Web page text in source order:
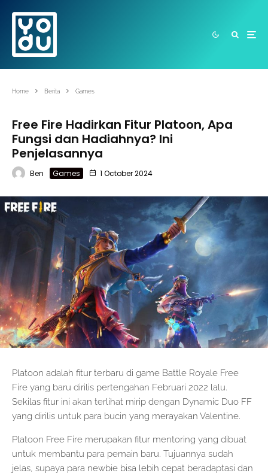
Home Berita Games
Free Fire Hadirkan Fitur Platoon, Apa
Fungsi dan Hadiahnya? Ini
Penjelasannya
Ben Games 1 October 2024
Platoon adalah fitur terbaru di game Battle Royale Free
Fire yang baru dirilis pertengahan Februari 2022 lalu.
Sekilas fitur ini akan terlihat mirip dengan Dynamic Duo FF
yang dirilis untuk para bucin yang merayakan Valentine.
Platoon Free Fire merupakan fitur mentoring yang dibuat
untuk membantu para pemain baru. Tujuannya sudah
jelas, supaya para newbie bisa lebih cepat beradaptasi dan